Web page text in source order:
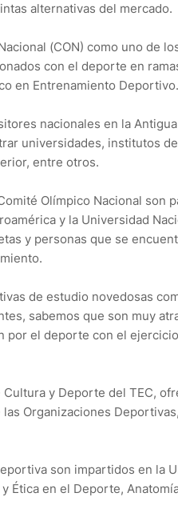
alternativas del mercado.
(CON) como uno de
con el deporte en
en Entrenamiento Deportivo.
nacionales en la
universidades, institutos
entre otros.
Olímpico Nacional son
y la Universidad
y personas que se
de estudio novedosas
sabemos que son muy
el deporte con el
y Deporte del TEC,
Organizaciones
son impartidos en la
Ética en el Deporte,